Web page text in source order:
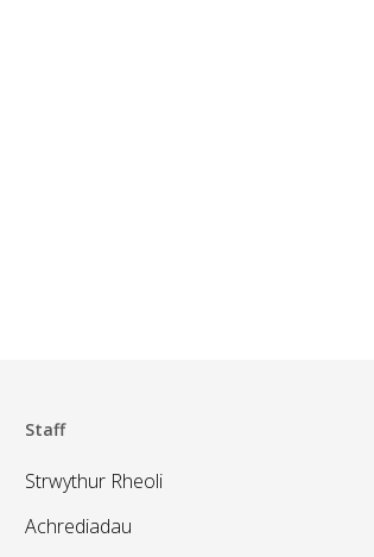
Staff
Strwythur Rheoli
Achrediadau